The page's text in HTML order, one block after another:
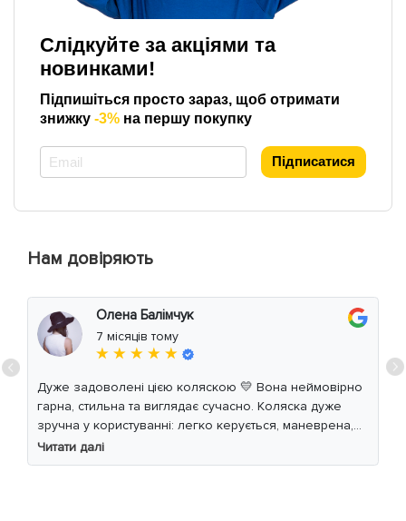
Слідкуйте за акціями та
новинками!
Підпишіться просто зараз, щоб отримати
знижку -3% на першу покупку
Підписатися
Нам довіряють
Олена Балімчук
7 місяців тому
★ ★ ★ ★ ★
Дуже задоволені цією коляскою 💛 Вона неймовірно
гарна, стильна та виглядає сучасно. Коляска дуже
зручна у користуванні: легко керується, маневрена,
м’який хід навіть по нерівній дорозі. Дитині
комфортно, просторе сидіння та великий капюшон
Читати далі